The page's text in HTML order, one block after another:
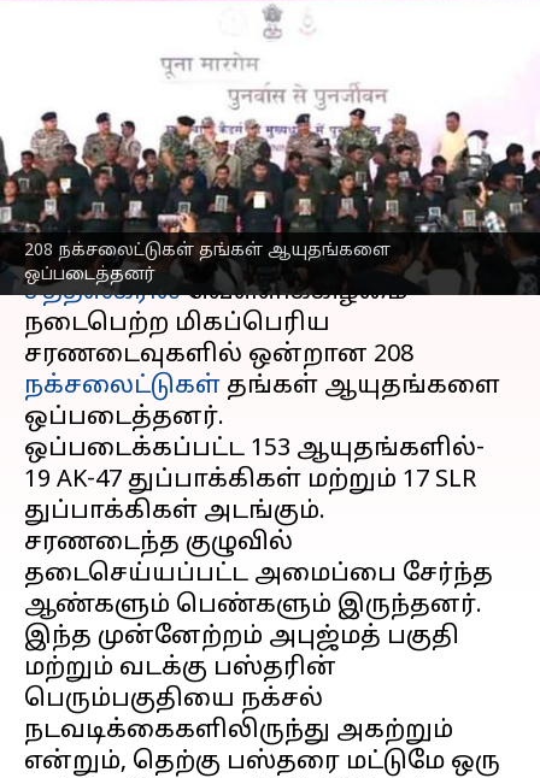
208 நக்சலைட்டுகள் தங்கள் ஆயுதங்களை
ஒப்படைத்தனர்
சத்தீஸ்கரில் 208
நக்சலைட்டுகள் 153
ஆயுதங்களுடன்
சரணடைந்தனர்
எழுதியவர் Venkatalakshmi V Oct 17, 2025 03:57 pm
செய்தி முன்னோட்டம்
சத்தீஸ்கரில்வெள்ளிக்கிழமை
நடைபெற்ற மிகப்பெரிய
சரணடைவுகளில் ஒன்றான 208
நக்சலைட்டுகள் தங்கள் ஆயுதங்களை
ஒப்படைத்தனர்.
ஒப்படைக்கப்பட்ட 153 ஆயுதங்களில்-
19 AK-47 துப்பாக்கிகள் மற்றும் 17 SLR
துப்பாக்கிகள் அடங்கும்.
சரணடைந்த குழுவில்
தடைசெய்யப்பட்ட அமைப்பை சேர்ந்த
ஆண்களும் பெண்களும் இருந்தனர்.
இந்த முன்னேற்றம் அபுஜ்மத் பகுதி
மற்றும் வடக்கு பஸ்தரின்
பெரும்பகுதியை நக்சல்
நடவடிக்கைகளிலிருந்து அகற்றும்
என்றும், தெற்கு பஸ்தரை மட்டுமே ஒரு